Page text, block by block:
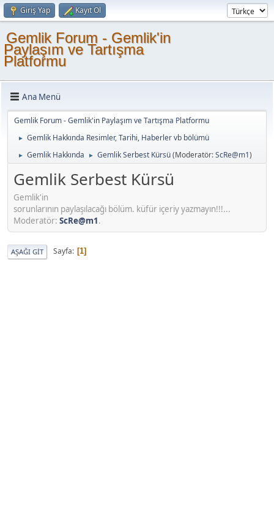
Giriş Yap Kayıt Ol
Gemlik Forum - Gemlik'in
Paylaşım ve Tartışma
Platformu
Ana Menü
Gemlik Forum - Gemlik'in Paylaşım ve Tartışma Platformu
► Gemlik Hakkında Resimler, Tarihi, Haberler vb bölümü
► Gemlik Hakkında ► Gemlik Serbest Kürsü(Moderatör:ScRe@m1)
Gemlik Serbest Kürsü
Gemlik'in
sorunlarının paylaşılacağı bölüm. küfür içeriy yazmayın!!!...
Moderatör: ScRe@m1.
AŞAĞI GIT Sayfa 1